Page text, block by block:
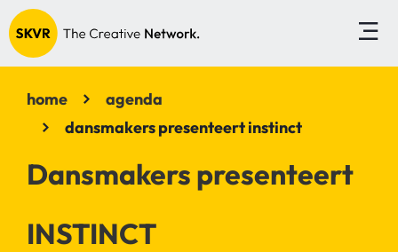
home
agenda
dansmakers presenteert instinct
Dansmakers presenteert
INSTINCT